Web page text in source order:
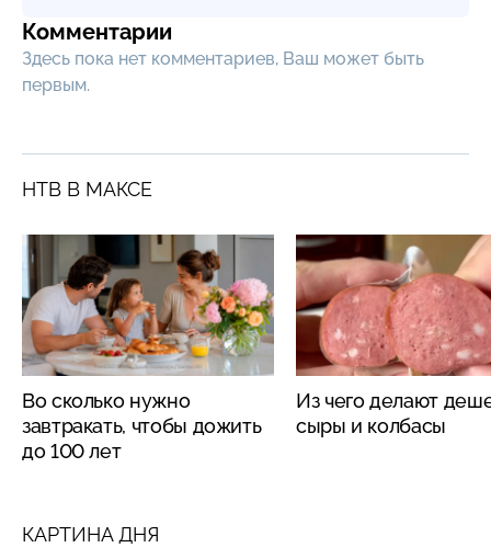
Комментарии
Здесь пока нет комментариев, Ваш может быть
первым.
НТВ В МАКСЕ
Во сколько нужно
завтракать, чтобы дожить
до 100 лет
Из чего делают
сыры и колбасы
КАРТИНА ДНЯ